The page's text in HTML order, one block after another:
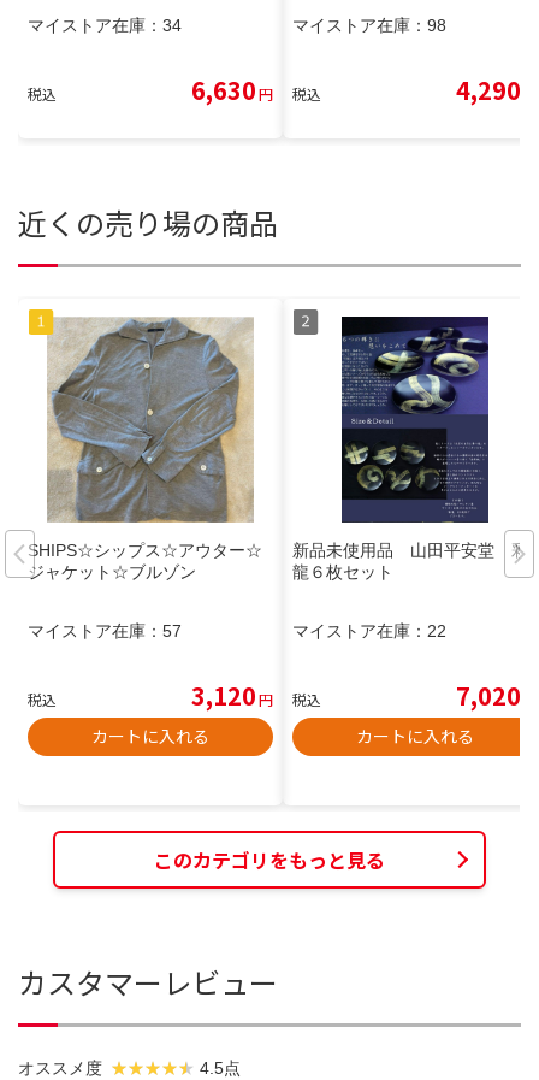
マイストア在庫： 34
税込 6,630円
マイストア在庫： 98
税込 4,290
近くの売り場の商品
SHIPS☆シップス☆アウター☆
ジャケット☆ブルゾン
マイストア在庫： 57
税込 3,120円
カートに入れる
新品未使用品 山田平安堂 彩
龍６枚セット
マイストア在庫： 22
税込 7,020
カートに入れる
このカテゴリをもっと見る
カスタマーレビュー
オススメ度 4.5点